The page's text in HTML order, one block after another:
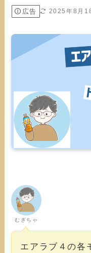
広告 2025年8月
むぎちゃ
エアラブ４の各